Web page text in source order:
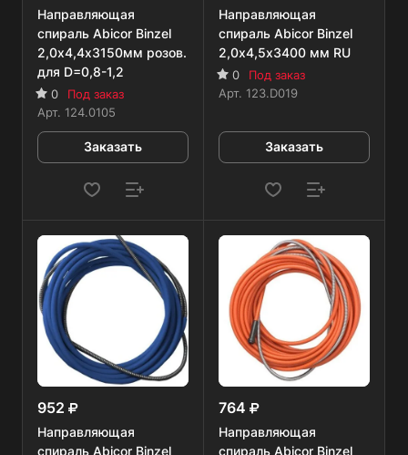
Направляющая
спираль Abicor Binzel
2,0х4,4х3150мм розов.
для D=0,8-1,2
0
Под заказ
Арт. 124.0105
Заказать
Направляющая
спираль Abicor Binzel
2,0х4,5х3400 мм RU
0
Под заказ
Арт. 123.D019
Заказать
952
Направляющая
спираль Abicor Binzel
764
Направляющая
спираль Abicor Binzel